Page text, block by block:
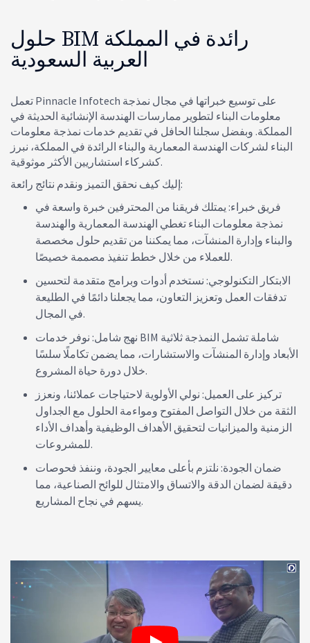
حلول BIM رائدة في المملكة
العربية السعودية
تعمل Pinnacle Infotech على توسيع خبراتها في مجال نمذجة
معلومات البناء لتطوير ممارسات الهندسة الإنشائية الحديثة في
المملكة. وبفضل سجلنا الحافل في تقديم خدمات نمذجة معلومات
البناء لشركات الهندسة المعمارية والبناء الرائدة في المملكة، نبرز
كشركاء استشاريين الأكثر موثوقية.
إليك كيف نحقق التميز ونقدم نتائج رائعة:
فريق خبراء: يمتلك فريقنا من المحترفين خبرة واسعة في
نمذجة معلومات البناء تغطي الهندسة المعمارية والهندسة
والبناء وإدارة المنشآت، مما يمكننا من تقديم حلول مخصصة
للعملاء من خلال خطط تنفيذ مصممة خصيصًا.
الابتكار التكنولوجي: نستخدم أدوات وبرامج متقدمة لتحسين
تدفقات العمل وتعزيز التعاون، مما يجعلنا دائمًا في الطليعة
في المجال.
نهج شامل: نوفر خدمات BIM شاملة تشمل النمذجة ثلاثية
الأبعاد وإدارة المنشآت والاستشارات، مما يضمن تكاملًا سلسًا
خلال دورة حياة المشروع.
تركيز على العميل: نولي الأولوية لاحتياجات عملائنا، ونعزز
الثقة من خلال التواصل المفتوح ومواءمة الحلول مع الجداول
الزمنية والميزانيات لتحقيق الأهداف الوظيفية وأهداف الأداء
للمشروعات.
ضمان الجودة: نلتزم بأعلى معايير الجودة، وننفذ فحوصات
دقيقة لضمان الدقة والاتساق والامتثال للوائح الصناعية، مما
يسهم في نجاح المشاريع.